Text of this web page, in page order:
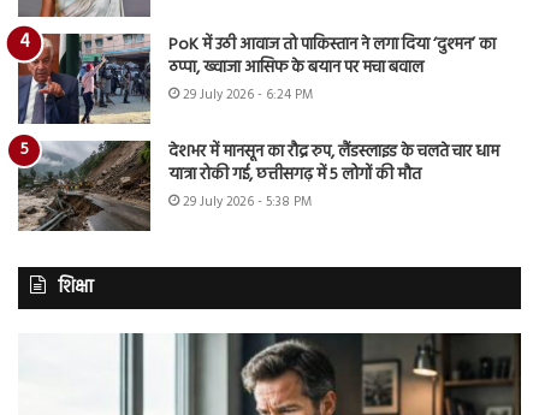
PoK में उठी आवाज तो पाकिस्तान ने लगा दिया ‘दुश्मन’ का
ठप्पा, ख्वाजा आसिफ के बयान पर मचा बवाल
29 July 2026 - 6:24 PM
देशभर में मानसून का रौद्र रुप, लैंडस्लाइड के चलते चार धाम
यात्रा रोकी गई, छत्तीसगढ़ में 5 लोगों की मौत
29 July 2026 - 5:38 PM
शिक्षा